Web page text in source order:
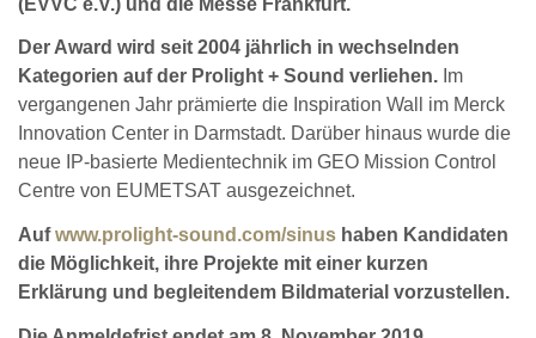
Der Award wird seit 2004 jährlich in wechselnden
Kategorien auf der Prolight + Sound verliehen. Im
vergangenen Jahr prämierte die Inspiration Wall im Merck
Innovation Center in Darmstadt. Darüber hinaus wurde die
neue IP-basierte Medientechnik im GEO Mission Control
Centre von EUMETSAT ausgezeichnet.
Aufwww.prolight-sound.com/sinus haben Kandidaten
die Möglichkeit, ihre Projekte mit einer kurzen
Erklärung und begleitendem Bildmaterial vorzustellen.